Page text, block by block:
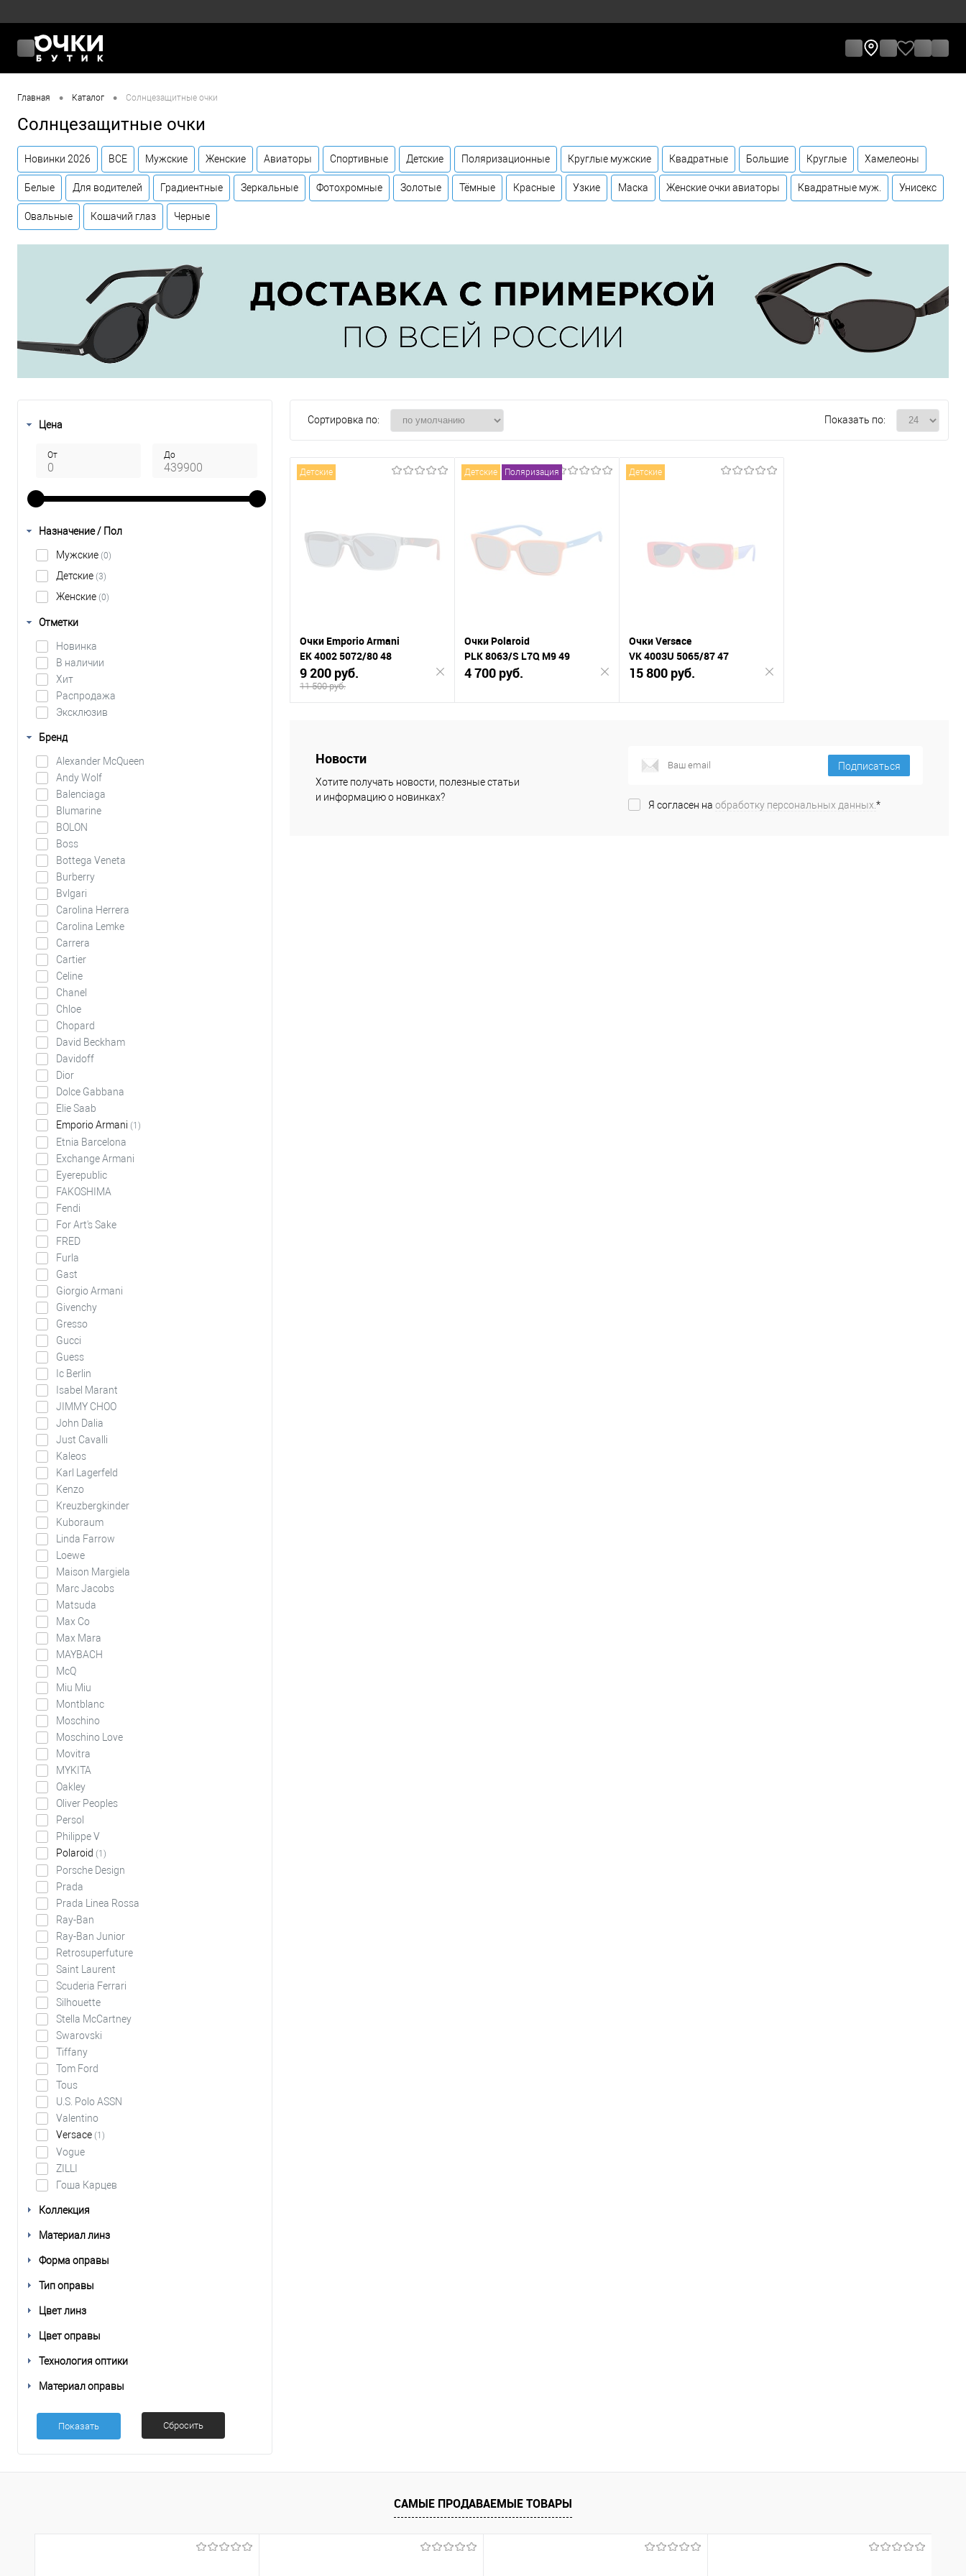
Главная • Каталог • Солнцезащитные очки
Солнцезащитные очки
Новинки 2026 ВСЕ Мужские Женские Авиаторы Спортивные Детские Поляризационные Круглые мужские Квадратные Большие Круглые Хамелеоны
Белые Для водителей Градиентные Зеркальные Фотохромные Золотые Тёмные Красные Узкие Маска Женские очки авиаторы Квадратные муж. Унисекс
Овальные Кошачий глаз Черные
Цена
От До
Назначение / Пол
Мужские (0)
Детские (3)
Женские (0)
Отметки
Новинка
В наличии
Хит
Распродажа
Эксклюзив
Бренд
Alexander McQueen
Andy Wolf
Balenciaga
Blumarine
BOLON
Boss
Bottega Veneta
Burberry
Bvlgari
Carolina Herrera
Carolina Lemke
Carrera
Cartier
Celine
Chanel
Chloe
Chopard
David Beckham
Davidoff
Dior
Dolce Gabbana
Elie Saab
Emporio Armani (1)
Etnia Barcelona
Exchange Armani
Eyerepublic
FAKOSHIMA
Fendi
For Art's Sake
FRED
Furla
Gast
Giorgio Armani
Givenchy
Gresso
Gucci
Guess
Ic Berlin
Isabel Marant
JIMMY CHOO
John Dalia
Just Cavalli
Kaleos
Karl Lagerfeld
Kenzo
Kreuzbergkinder
Kuboraum
Linda Farrow
Loewe
Maison Margiela
Marc Jacobs
Matsuda
Max Co
Max Mara
MAYBACH
McQ
Miu Miu
Montblanc
Moschino
Moschino Love
Movitra
MYKITA
Oakley
Oliver Peoples
Persol
Philippe V
Polaroid (1)
Porsche Design
Prada
Prada Linea Rossa
Ray-Ban
Ray-Ban Junior
Retrosuperfuture
Saint Laurent
Scuderia Ferrari
Silhouette
Stella McCartney
Swarovski
Tiffany
Tom Ford
Tous
U.S. Polo ASSN
Valentino
Versace (1)
Vogue
ZILLI
Гоша Карцев
Коллекция
Материал линз
Форма оправы
Тип оправы
Цвет линз
Цвет оправы
Технология оптики
Материал оправы
Сбросить
Сортировка по: Показать по:
Детские
Очки Emporio Armani
EK 4002 5072/80 48
9 200 руб.
11 500 руб.
К
сравнению
В
Детские Поляризация
Очки Polaroid
PLK 8063/S L7Q M9 49
4 700 руб.
сравнению
Детские
Очки Versace
VK 4003U 5065/87 47
15 800 руб.
К
В
Новости
Хотите получать новости, полезные статьи
и информацию о новинках?
Подписаться
Я согласен на обработку персональных данных. *
САМЫЕ ПРОДАВАЕМЫЕ ТОВАРЫ